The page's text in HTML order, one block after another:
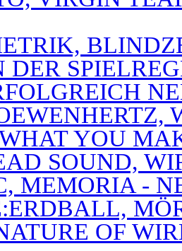
YOU
SOUND,
MEMORIA -
OF